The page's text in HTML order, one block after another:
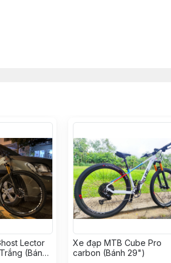
Lector
(Bánh
Xe đạp MTB Cube Pro
carbon (Bánh 29")